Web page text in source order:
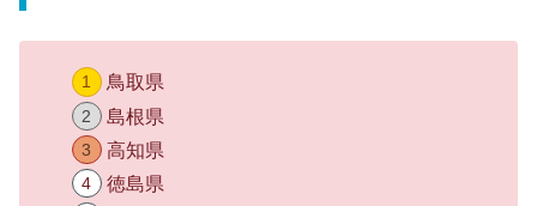
鳥取県
島根県
高知県
徳島県